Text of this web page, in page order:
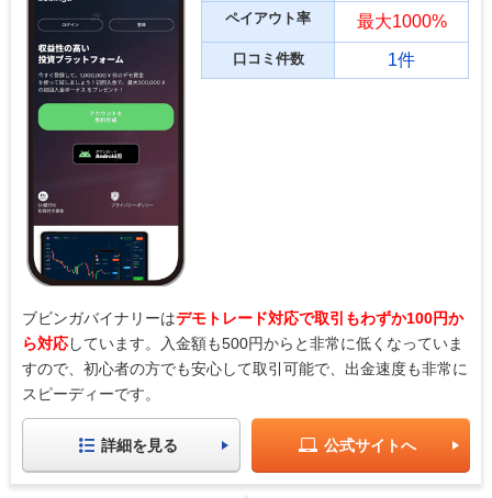
ペイアウト率 最大1000%
口コミ件数 1件
ブビンガバイナリーはデモトレード対応で取引もわずか100円か
ら対応しています。入金額も500円からと非常に低くなっていま
すので、初心者の方でも安心して取引可能で、出金速度も非常に
スピーディーです。
詳細を見る 公式サイトへ